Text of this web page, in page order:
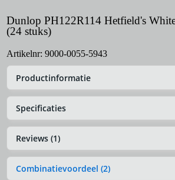
Dunlop PH122R114 Hetfield's
(24 stuks)
Artikelnr: 9000-0055-5943
Productinformatie
Specificaties
Reviews (1)
Combinatievoordeel (2)